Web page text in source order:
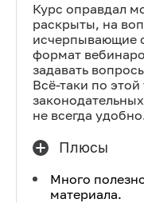
Курс оправдал
раскрыты, на
исчерпывающие
формат
задавать
Всё-таки по
не всегда
Плюсы
Много
материала.